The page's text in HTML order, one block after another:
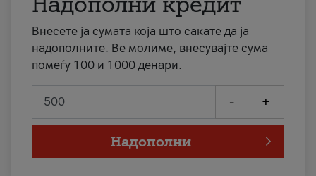
Внесете ја сумата која што сакате да ја
надополните. Ве молиме, внесувајте сума
помеѓу 100 и 1000 денари.
- +
Надополни